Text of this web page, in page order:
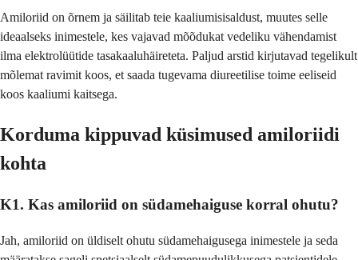
Amiloriid on õrnem ja säilitab teie kaaliumisisaldust, muutes selle
ideaalseks inimestele, kes vajavad mõõdukat vedeliku vähendamist
ilma elektrolüütide tasakaaluhäireteta. Paljud arstid kirjutavad tegelikult
mõlemat ravimit koos, et saada tugevama diureetilise toime eeliseid
koos kaaliumi kaitsega.
Korduma kippuvad küsimused amiloriidi
kohta
K1. Kas amiloriid on südamehaiguse korral ohutu?
Jah, amiloriid on üldiselt ohutu südamehaigusega inimestele ja seda